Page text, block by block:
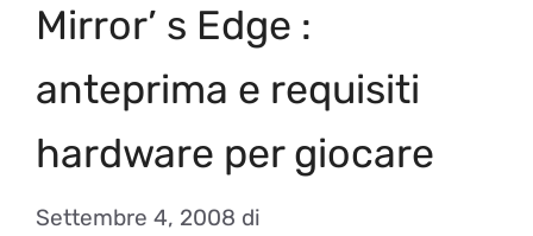
Mirror’ s Edge :
anteprima e requisiti
hardware per giocare
Settembre 4, 2008 di